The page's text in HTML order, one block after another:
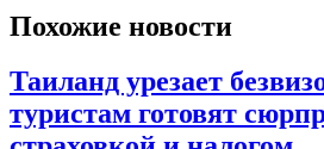
Похожие новости
Таиланд урезает
туристам готовят